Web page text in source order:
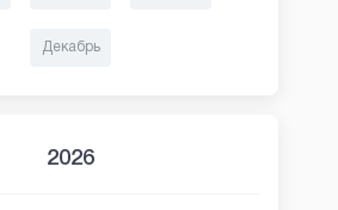
Декабрь
2026